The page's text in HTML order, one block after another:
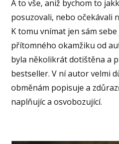
A to vše, aniž bychom to
posuzovali, nebo očekávali
K tomu vnímat jen sám
přítomného okamžiku od
byla několikrát dotištěna a
bestseller. V ní autor velmi
obměnám popisuje a
naplňujíc a osvobozující.